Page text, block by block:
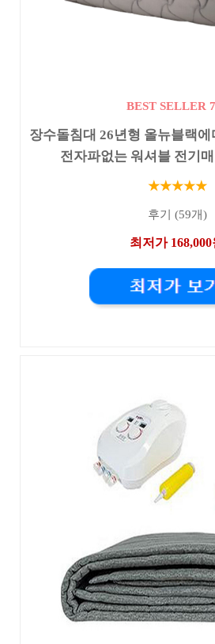
BEST SELLER
장수돌침대 26년형 올뉴블랙
전자파없는 워셔블 전기매
★★★★★
후기 (59개)
최저가 168,000